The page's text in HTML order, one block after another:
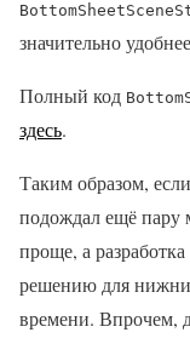
значительно
Полный код
здесь.
Таким образом,
подождал ещё пару
проще, а
решению для
времени. Впрочем,